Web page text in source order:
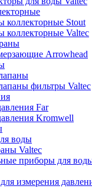
Stout
Valtec
Arrowhead
фильтры Valtec
Far
Kromwell
воды
Valtec
приборы для
измерения